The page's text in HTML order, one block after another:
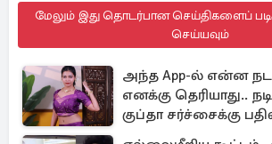
மேலும் இது தொடர்பான செய்திகளைப்
செய்யவும்
அந்த App-ல் என்ன
எனக்கு தெரியாது..
குப்தா சர்ச்சைக்கு